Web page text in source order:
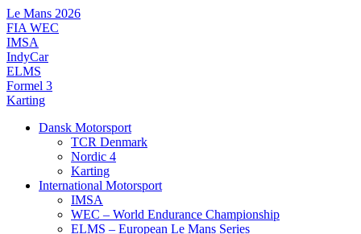
Videre
til
indhold
Le Mans 2026
FIA WEC
IMSA
IndyCar
ELMS
Formel 3
Karting
Dansk Motorsport
TCR Denmark
Nordic 4
Karting
International Motorsport
IMSA
WEC – World Endurance Championship
ELMS – European Le Mans Series